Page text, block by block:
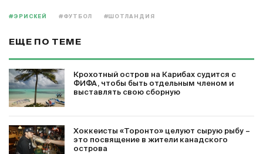
#ЭРИСКЕЙ #ФУТБОЛ #ШОТЛАНДИЯ
ЕЩЕ ПО ТЕМЕ
Крохотный остров на Карибах судится с
ФИФА, чтобы быть отдельным членом и
выставлять свою сборную
Хоккеисты «Торонто» целуют сырую рыбу –
это посвящение в жители канадского
острова